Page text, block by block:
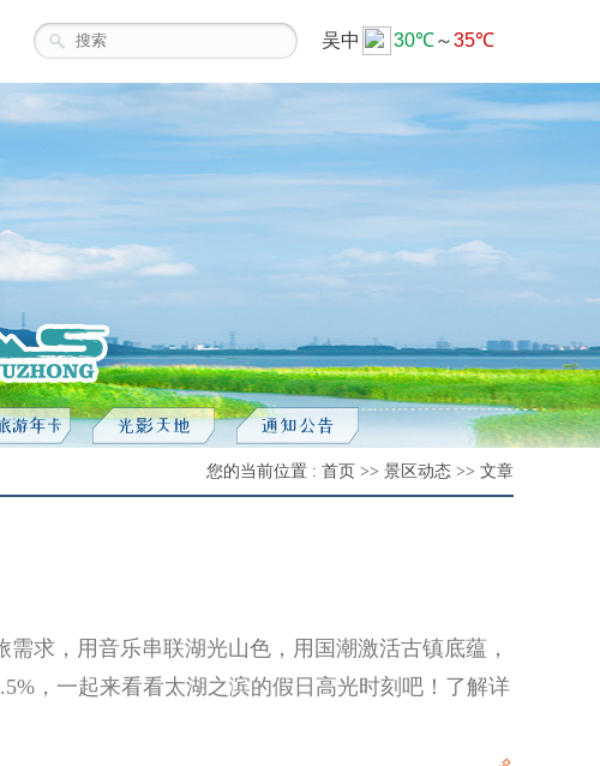
您的当前位置 : 首页 >> 景区动态 >> 文章
求，用音乐串联湖光山色，用国潮激活古镇底蕴，
，一起来看看太湖之滨的假日高光时刻吧！了解详